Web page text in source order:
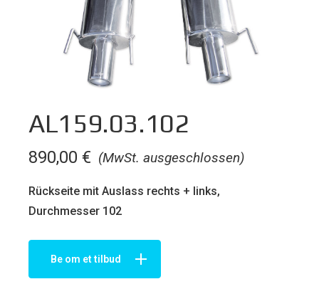
AL159.03.102
(MwSt. ausgeschlossen)
890,00 €
Rückseite mit Auslass rechts + links,
Durchmesser 102
Be om et tilbud